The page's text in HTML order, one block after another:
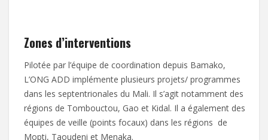
Zones d’interventions
Pilotée par l’équipe de coordination depuis Bamako,
L’ONG ADD implémente plusieurs projets/ programmes
dans les septentrionales du Mali. Il s’agit notamment des
régions de Tombouctou, Gao et Kidal. Il a également des
équipes de veille (points focaux) dans les régions de
Mopti, Taoudeni et Menaka.